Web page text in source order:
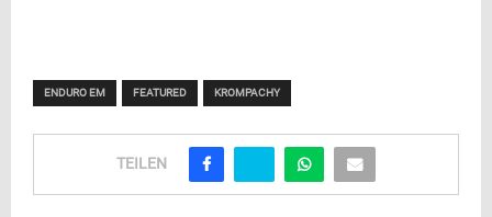
ENDURO EM FEATURED KROMPACHY
TEILEN